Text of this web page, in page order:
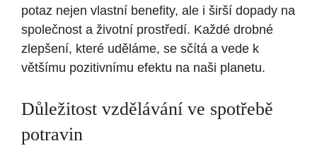
potaz ⁤nejen vlastní benefity, ale i širší ⁢dopady⁤ na⁢
společnost a životní prostředí. ⁣Každé drobné
zlepšení, ‍které⁣ uděláme, se ‌sčítá a vede k
většímu pozitivnímu efektu na⁤ naši planetu.
Důležitost vzdělávání ‍ve spotřebě
potravin